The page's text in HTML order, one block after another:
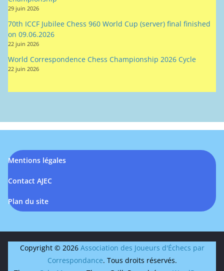
World Correspondence Chess Championship 2026 Cycle
22 juin 2026
Mentions légales
Contact AJEC
Plan du site
Copyright © 2026 Association des Joueurs d'Échecs par
Correspondance. Tous droits réservés.